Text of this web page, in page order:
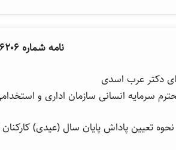
نامه شماره ۵۲۶۲۰۶ مورخ ۱۴۰۱/۱۰/۲۷ وزارت نفت
دکتر عرب اسدی
سرمایه انسانی سازمان اداری و
تعیین پاداش پایان سال (عیدی)